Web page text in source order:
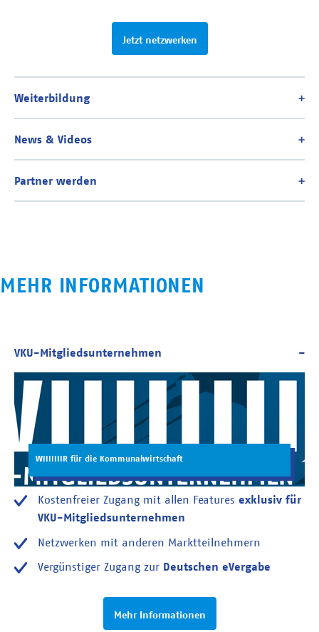
Jetzt netzwerken
MEHR INFORMATIONEN
WIIIIIIIR für die Kommunalwirtschaft
Kostenfreier Zugang mit allen Features exklusiv für
VKU-Mitgliedsunternehmen
Netzwerken mit anderen Marktteilnehmern
Vergünstiger Zugang zur Deutschen eVergabe
Mehr Informationen